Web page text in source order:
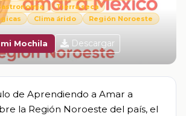
Tierra seca
Clima árido Región Noroeste
Mochila Descargar
de Aprendiendo a Amar a
la Región Noroeste del país, el